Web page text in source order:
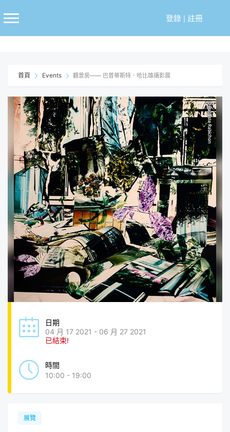
至
登錄| 註冊
首頁 Events 觀景房—— 巴普蒂斯特．哈比雄攝影展
日期
04 月 17 2021 - 06 月 27 2021
已結束!
時間
10:00 - 19:00
展覽